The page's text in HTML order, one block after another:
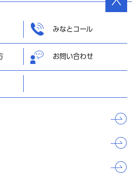
みなとコール
お問い合わせ
の先頭